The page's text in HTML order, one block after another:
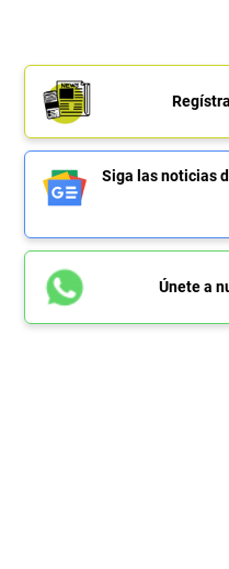
Siga las noticias
Únete a